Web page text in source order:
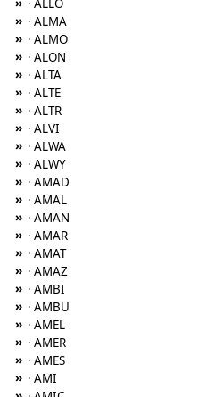
· ALLO
» · ALMA
» · ALMO
» · ALON
» · ALTA
» · ALTE
» · ALTR
» · ALVI
» · ALWA
» · ALWY
» · AMAD
» · AMAL
» · AMAN
» · AMAR
» · AMAT
» · AMAZ
» · AMBI
» · AMBU
» · AMEL
» · AMER
» · AMES
» · AMI